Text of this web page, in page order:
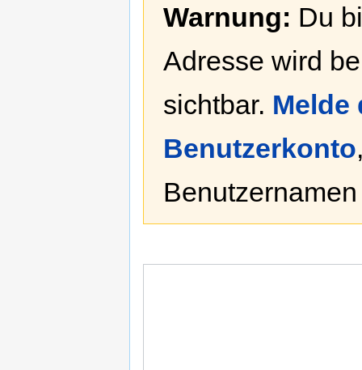
Warnung: Du
Adresse wird
sichtbar. Melde
Benutzerkonto